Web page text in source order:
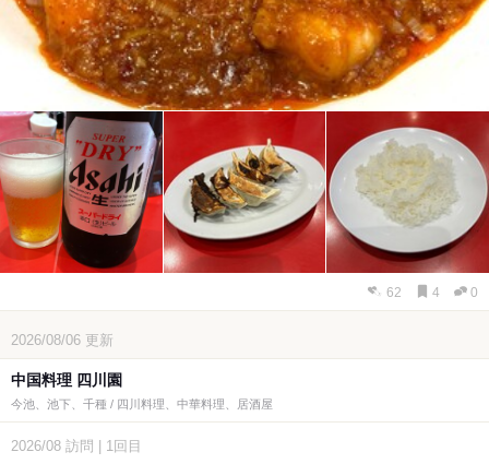
62 4 0
2026/08/06 更新
中国料理 四川園
今池、池下、千種 / 四川料理、中華料理、居酒屋
2026/08 訪問 1回目